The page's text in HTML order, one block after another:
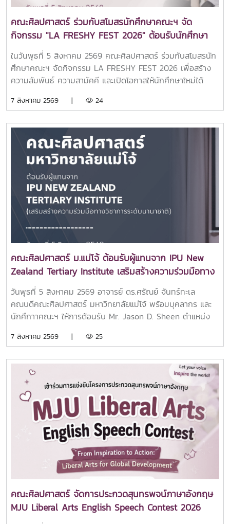
ต่างประเทศสาขาวิชาภาษาจีนเพื่อการสื่อสาร (หลักสูตรใหม่)สาขา
วิชาวิทยาศาสตร์การกีฬาและการออกกำลังกาย (หลักสูตร
ใหม่)บรรยากาศการศึกษาดูงานเป็นไปอย่างอบอุ่นและเป็นกันเอง
นักเรียนได้ร่วมรับฟังข้อมูลหลักสูตร แลกเปลี่ยนประสบการณ์กับ
คณาจารย์ และเยี่ยมชมสิ่งอำนวยความสะดวกของคณะ เพื่อ
เตรียมความพร้อมในการวางแผนศึกษาต่อและค้นหาเส้นทางการ
เรียนที่เหมาะสมกับตนเอง.
คณะศิลปศาสตร์ ร่วมกับสโมสรนักศึกษาคณะฯ จัด
กิจกรรม "LA FRESHY FEST 2026" ต้อนรับนักศึกษา
ใหม่อย่างอบอุ่น
ในวันพุธที่ 5 สิงหาคม 2569 คณะศิลปศาสตร์ ร่วมกับสโมสรนัก
ศึกษาคณะฯ จัดกิจกรรม LA FRESHY FEST 2026 เพื่อสร้าง
ความสัมพันธ์ ความสามัคคี และเปิดโอกาสให้นักศึกษาใหม่ได้
แสดงจากตัวแทนนักศึกษาชั้นปีที่ 1 ของแต่ละสาขาวิชา ท่ามกลาง
มหาวิทยาลัยแม่โจ้โอกาสนี้ได้รับเกียรติจาก อาจารย์ ดร.ศรัณย์
จันทร์ทะเล คณบดีคณะศิลปศาสตร์ เป็นประธานในพิธีเปิด
กิจกรรม พร้อมกล่าวต้อนรับและให้โอวาทแก่นักศึกษาใหม่ เพื่อ
สร้างขวัญกำลังใจในการเริ่มต้นชีวิตในรั้วมหาวิทยาลัย และส่ง
เสริมการมีส่วนร่วมในกิจกรรมของคณะกิจกรรมดังกล่าวสะท้อน
ถึงความมุ่งมั่นของคณะศิลปศาสตร์ในการส่งเสริมการพัฒนา
นักศึกษาให้มีทั้งความรู้ ความสามารถ ทักษะการทำงานร่วมกับผู้
อื่น และความภาคภูมิใจในการเป็นส่วนหนึ่งของครอบครัว
ศิลปศาสตร์ มหาวิทยาลัยแม่โจ้ ผ่านกิจกรรมสร้างสรรค์ที่ช่วย
เสริมสร้างความผูกพันระหว่างรุ่นพี่และรุ่นน้องอย่างอบอุ่นและ
ประทับใจ.ขอบคุณภาพบรรยากาศจากน้องๆ ทีมสโมสรนักศึกษา
ศิลปศาสตร์ แม่โจ้
7 สิงหาคม 2569 | 24
คณะศิลปศาสตร์ ม.แม่โจ้ ต้อนรับผู้แทนจาก IPU New
Zealand Tertiary Institute เสริมสร้างความร่วมมือทาง
วิชาการระดับนานาชาติ
วันพุธที่ 5 สิงหาคม 2569 อาจารย์ ดร.ศรัณย์ จันทร์ทะเล
คณบดีคณะศิลปศาสตร์ มหาวิทยาลัยแม่โจ้ พร้อมบุคลากร และ
นักศึกาาคณะฯ ให้การต้อนรับ Mr. Jason D. Sheen ตำแหน่ง
Institute ประเทศนิวซีแลนด์ ณ ห้อง 404 อาคารประเสริฐ ณ
Mr. Jason D. Sheen ได้ร่วมแลกเปลี่ยนและแนะนำข้อมูลด้านการ
ศึกษาที่ IPU New Zealand Tertiary Institute ให้กับนักศึกษา
คณะฯ พร้อมทั้งได้ร่วมการลงนามความร่วมมือ MOU กับทาง
มหาวิทยาลัยแม่โจ้ โดยคณะศิลปศาสตร์ร่วมเป็นพยานในการลง
นามครั้งนี้คณะศิลปศาสตร์ มหาวิทยาลัยแม่โจ้ มุ่งมั่นในการขยาย
เครือข่ายความร่วมมือกับสถาบันการศึกษาชั้นนำจากต่างประเทศ
เพื่อเปิดโอกาสให้นักศึกษาและบุคลากรได้พัฒนาศักยภาพด้าน
วิชาการ ภาษา และทักษะความเป็นพลเมืองโลก พร้อมยกระดับ
คุณภาพการศึกษาให้สอดคล้องกับบริบทสากลอย่างยั่งยืน
7 สิงหาคม 2569 | 25
คณะศิลปศาสตร์ จัดการประกวดสุนทรพจน์ภาษาอังกฤษ
MJU Liberal Arts English Speech Contest 2026